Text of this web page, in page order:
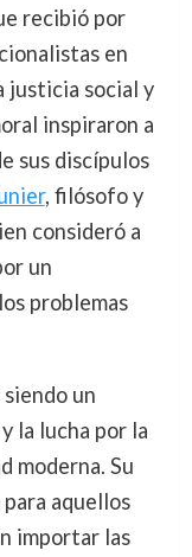
recibió por
en
justicia social y
inspiraron a
sus discípulos
, filósofo y
consideró a
un
problemas
un
la lucha por la
moderna. Su
aquellos
importar las